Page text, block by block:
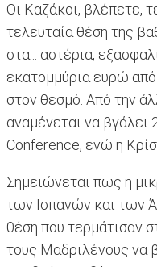
Οι Καζάκοι, βλέπετε,
τελευταία θέση της
στα... αστέρια,
εκατομμύρια ευρώ
στον θεσμό. Από την
αναμένεται να βγάλει
Conference, ενώ η
Σημειώνεται πως η
των Ισπανών και των
θέση που τερμάτισαν
τους Μαδριλένους να